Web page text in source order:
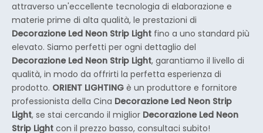
attraverso un'eccellente tecnologia di elaborazione e
materie prime di alta qualità, le prestazioni di
Decorazione Led Neon Strip Light fino a uno standard più
elevato. Siamo perfetti per ogni dettaglio del
Decorazione Led Neon Strip Light, garantiamo il livello di
qualità, in modo da offrirti la perfetta esperienza di
prodotto. ORIENT LIGHTING è un produttore e fornitore
professionista della Cina Decorazione Led Neon Strip
Light, se stai cercando il miglior Decorazione Led Neon
Strip Light con il prezzo basso, consultaci subito!